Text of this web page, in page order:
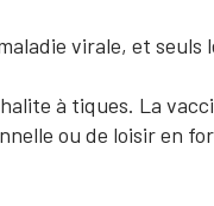
virale, et seuls
à tiques. La
ou de loisir en